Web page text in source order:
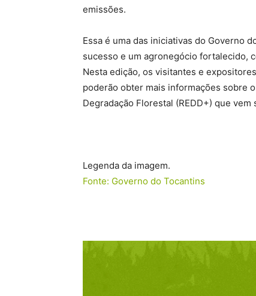
emissões.
Essa é uma das iniciativas do Governo
sucesso e um agronegócio fortalecido,
Nesta edição, os visitantes e
poderão obter mais informações sobre
Degradação Florestal (REDD+) que
Legenda da imagem.
Fonte: Governo do Tocantins